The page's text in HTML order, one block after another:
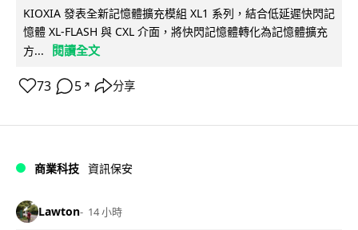
KIOXIA 發表全新記憶體擴充模組 XL1 系列，結合低延遲快閃記
憶體 XL-FLASH 與 CXL 介面，將快閃記憶體轉化為記憶體擴充
方...
閱讀全文
73 5 ↗ 分享
商業科技 資訊保安
Lawton 14 小時